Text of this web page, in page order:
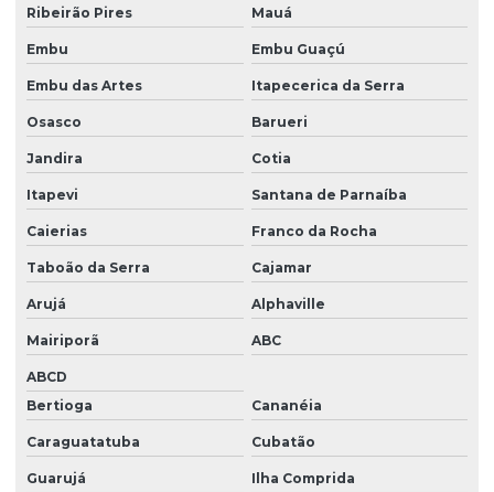
Projetos ambientais em santa catarina
Projetos de eta
Quanto custa para se cadastrar no ibama
Relatório ambiental simplificado ras
Relatório de controle ambiental
Serviço licenciamento ambiental
Serviço de monitoramento ambiental
Serviços cadastro ibama
Tamponamento de poços
Ribeirão Pires Mauá
Embu Embu Guaçú
Embu das Artes Itapecerica da Serra
Osasco Barueri
Jandira Cotia
Itapevi Santana de Parnaíba
Caierias Franco da Rocha
Taboão da Serra Cajamar
Arujá Alphaville
Mairiporã ABC
ABCD
Bertioga
Cananéia
Caraguatatuba Cubatão
Guarujá Ilha Comprida